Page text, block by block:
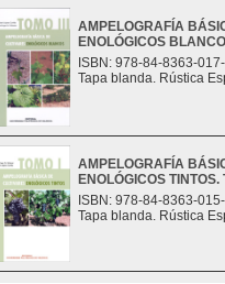
AMPELOGRAFÍA
ENOLÓGICOS
ISBN: 978-84-8363-
Tapa blanda. Rústica
AMPELOGRAFÍA
ENOLÓGICOS TINTOS.
ISBN: 978-84-8363-
Tapa blanda. Rústica